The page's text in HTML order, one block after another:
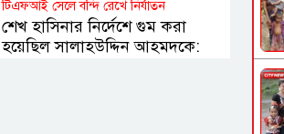
টিএফআই সেলে বন্দি রেখে নির্যাতন
শেখ হাসিনার নির্দেশে গুম করা
হয়েছিল সালাহউদ্দিন আহমদকে: